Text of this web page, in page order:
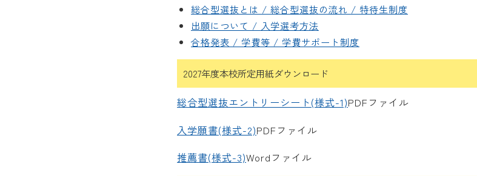
総合型選抜とは / 総合型選抜の流れ / 特待生制度
出願について / 入学選考方法
合格発表 / 学費等 / 学費サポート制度
2027年度本校所定用紙ダウンロード
総合型選抜エントリーシート(様式-1)PDFファイル
入学願書(様式-2)PDFファイル
推薦書(様式-3)Wordファイル